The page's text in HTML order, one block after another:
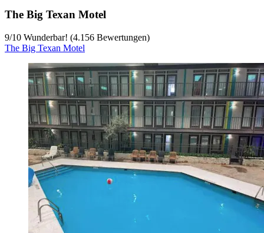
The Big Texan Motel
9/10 Wunderbar! (4.156 Bewertungen)
The Big Texan Motel